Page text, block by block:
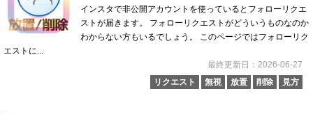
インスタで非公開アカウントを使っているとフォローリクエ
ストが届きます。 フォローリクエストがどういうものなのか
わからない方もいるでしょう。 このページではフォローリク
エストに...
最終更新日：2026-06-27
リクエスト
無視 放置 削除 見方